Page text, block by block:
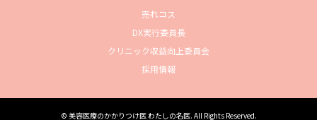
売れコス
DX実行委員長
クリニック収益向上委員会
採用情報
© 美容医療のかかりつけ医 わたしの名医. All Rights Reserved.